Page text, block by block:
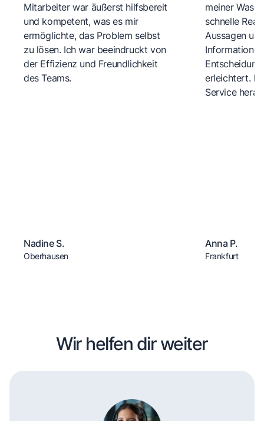
Mitarbeiter war äußerst hilfsbereit
und kompetent, was es mir
ermöglichte, das Problem selbst
zu lösen. Ich war beeindruckt von
der Effizienz und Freundlichkeit
des Teams.
Nadine S.
Oberhausen
meiner
schnelle
Aussagen
erleichtert.
Service
Anna P.
Frankfurt
Wir helfen dir weiter